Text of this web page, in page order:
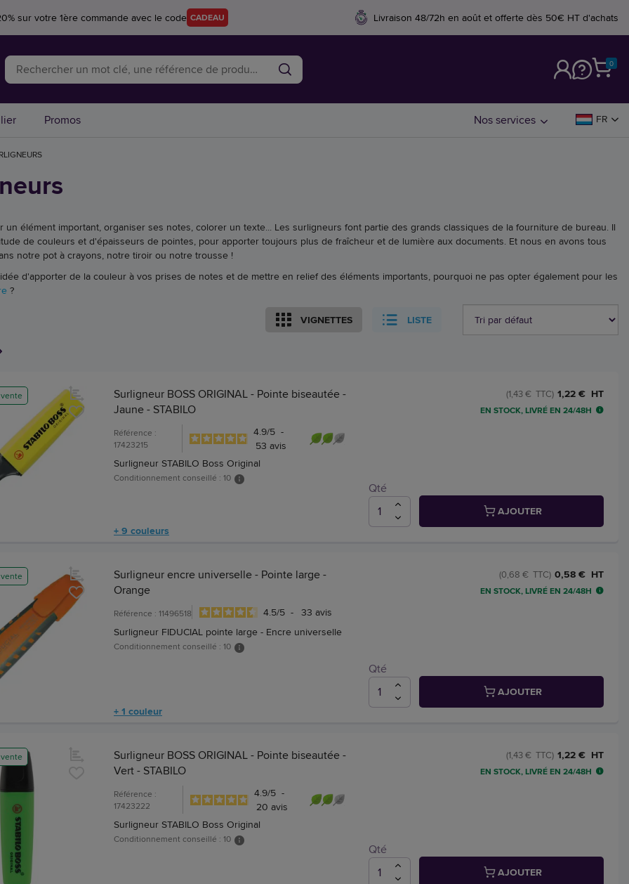
sur votre 1ère commande avec le code CADEAU Livraison 48/72h en août et offerte dès 50€ HT d'achats
0
Promos Nos services FR
un élément important, organiser ses notes, colorer un texte... Les surligneurs font partie des grands classiques de la fourniture de bureau. Il
de couleurs et d'épaisseurs de pointes, pour apporter toujours plus de fraîcheur et de lumière aux documents. Et nous en avons tous
notre pot à crayons, notre tiroir ou notre trousse !
d'apporter de la couleur à vos prises de notes et de mettre en relief des éléments importants, pourquoi ne pas opter également pour les
?
VIGNETTES LISTE
Surligneur BOSS ORIGINAL - Pointe biseautée -
Jaune - STABILO
Référence :
17423215
4.9/5 -
53 avis
Surligneur STABILO Boss Original
Conditionnement conseillé : 10
+ 9 couleurs
1,22 € HT
(1,43 € TTC)
EN STOCK, LIVRÉ EN 24/48H
Qté
AJOUTER
Surligneur encre universelle - Pointe large -
Orange
Référence : 11496518 4.5/5 - 33 avis
Surligneur FIDUCIAL pointe large - Encre universelle
Conditionnement conseillé : 10
+ 1 couleur
0,58 € HT
(0,68 € TTC)
EN STOCK, LIVRÉ EN 24/48H
Qté
AJOUTER
Surligneur BOSS ORIGINAL - Pointe biseautée -
Vert - STABILO
Référence :
17423222
4.9/5 -
20avis
Surligneur STABILO Boss Original
Conditionnement conseillé : 10
1,22 € HT
(1,43 € TTC)
EN STOCK, LIVRÉ EN 24/48H
Qté
AJOUTER